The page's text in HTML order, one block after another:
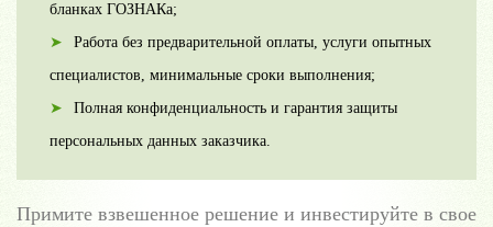
бланках ГОЗНАКа;
Работа без предварительной оплаты, услуги опытных
специалистов, минимальные сроки выполнения;
Полная конфиденциальность и гарантия защиты
персональных данных заказчика.
Примите взвешенное решение и инвестируйте в свое